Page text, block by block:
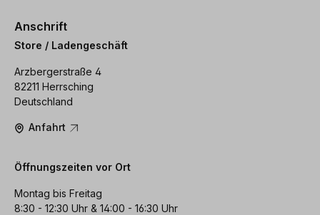
Anschrift
Store / Ladengeschäft
Arzbergerstraße 4
82211 Herrsching
Deutschland
Anfahrt
Öffnungszeiten vor Ort
Montag bis Freitag
8:30 - 12:30 Uhr & 14:00 - 16:30 Uhr